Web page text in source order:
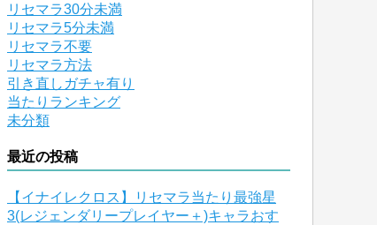
リセマラ30分未満
リセマラ5分未満
リセマラ不要
リセマラ方法
引き直しガチャ有り
当たりランキング
未分類
最近の投稿
【イナイレクロス】リセマラ当たり最強星
3(レジェンダリープレイヤー＋)キャラおす